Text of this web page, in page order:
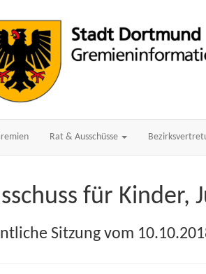
Rat & Ausschüsse
für Kinder,
Sitzung vom